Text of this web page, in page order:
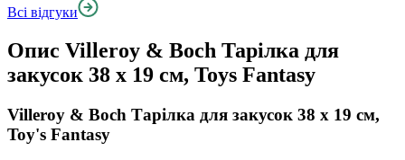
Всі відгуки
Опис Villeroy & Boch Тарілка для
закусок 38 х 19 см, Toys Fantasy
Villeroy & Boch Тарілка для закусок 38 х 19 см,
Toy's Fantasy